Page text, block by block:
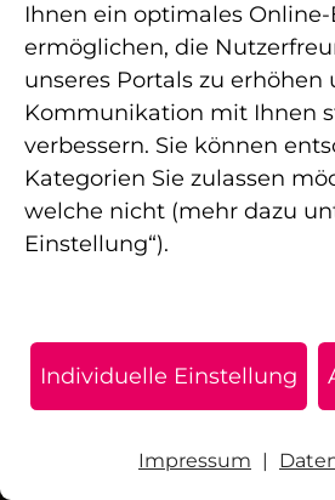
Was sollte ich bei meinem ersten
Ihnen ein optimales Online-
ermöglichen, die
unseres Portals zu erhöhen
Kommunikation mit Ihnen
verbessern. Sie können
Kategorien Sie zulassen
welche nicht (mehr dazu
Einstellung“).
Individuelle Einstellung
Impressum |